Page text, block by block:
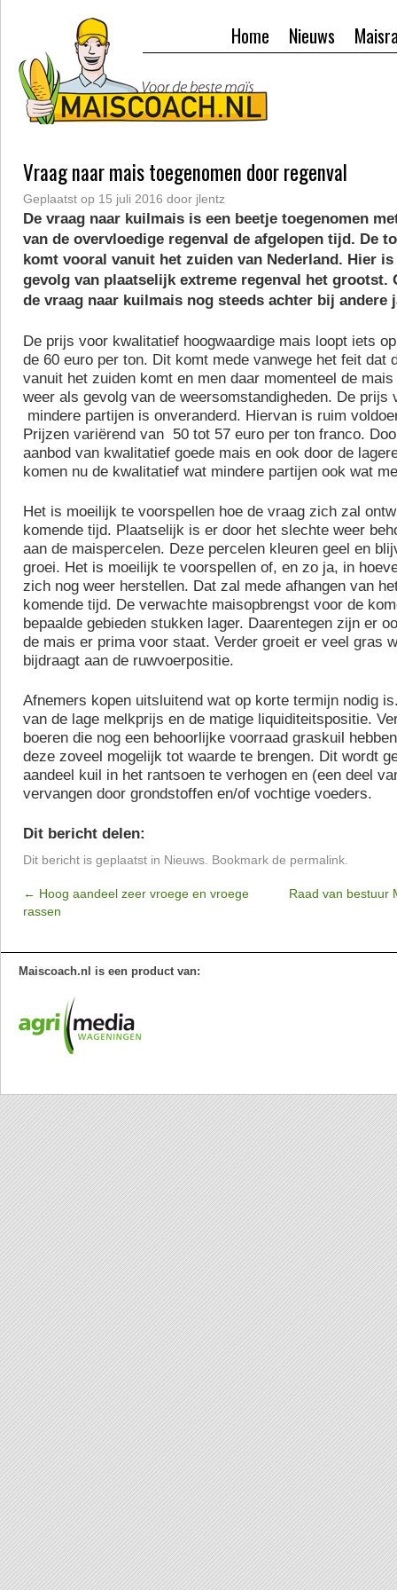
Nieuws
Home
Vraag naar mais toegenomen door regenval
Geplaatst op 15 juli 2016 door jlentz
De vraag naar kuilmais is een beetje toegenomen
van de overvloedige regenval de afgelopen tijd. De
komt vooral vanuit het zuiden van Nederland. Hier is
gevolg van plaatselijk extreme regenval het grootst.
de vraag naar kuilmais nog steeds achter bij andere
De prijs voor kwalitatief hoogwaardige mais loopt iets
de 60 euro per ton. Dit komt mede vanwege het feit dat
vanuit het zuiden komt en men daar momenteel de
weer als gevolg van de weersomstandigheden. De prijs
mindere partijen is onveranderd. Hiervan is ruim
Prijzen variërend van 50 tot 57 euro per ton franco.
aanbod van kwalitatief goede mais en ook door de
komen nu de kwalitatief wat mindere partijen ook wat
Het is moeilijk te voorspellen hoe de vraag zich zal
komende tijd. Plaatselijk is er door het slechte weer
aan de maispercelen. Deze percelen kleuren geel en
groei. Het is moeilijk te voorspellen of, en zo ja, in
zich nog weer herstellen. Dat zal mede afhangen van
komende tijd. De verwachte maisopbrengst voor de
bepaalde gebieden stukken lager. Daarentegen zijn er
de mais er prima voor staat. Verder groeit er veel gras
bijdraagt aan de ruwvoerpositie.
Afnemers kopen uitsluitend wat op korte termijn nodig
van de lage melkprijs en de matige liquiditeitspositie.
boeren die nog een behoorlijke voorraad graskuil
deze zoveel mogelijk tot waarde te brengen. Dit wordt
aandeel kuil in het rantsoen te verhogen en (een deel
vervangen door grondstoffen en/of vochtige voeders.
Dit bericht delen:
Dit bericht is geplaatst in Nieuws . Bookmark de permalink
← Hoog aandeel zeer vroege en vroege
rassen
Raad van bestuur
Maiscoach.nl is een product van: